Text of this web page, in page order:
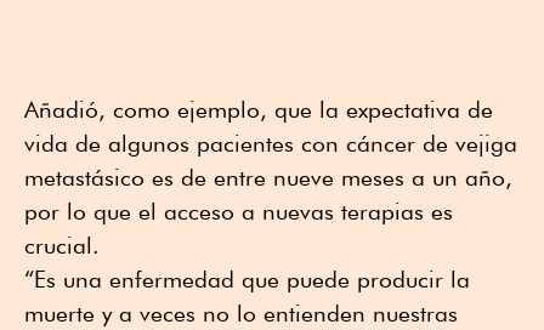
Añadió, como ejemplo, que la expectativa de
vida de algunos pacientes con cáncer de vejiga
metastásico es de entre nueve meses a un año,
por lo que el acceso a nuevas terapias es
crucial.
“Es una enfermedad que puede producir la
muerte y a veces no lo entienden nuestras